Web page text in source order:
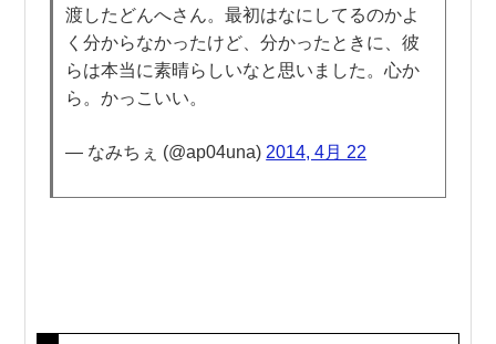
渡したどんへさん。最初はなにしてるのかよ
く分からなかったけど、分かったときに、彼
らは本当に素晴らしいなと思いました。心か
ら。かっこいい。
— なみちぇ (@ap04una) 2014, 4月 22